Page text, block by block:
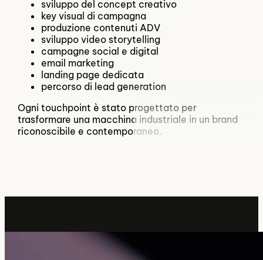
sviluppo del concept creativo
key visual di campagna
produzione contenuti ADV
sviluppo video storytelling
campagne social e digital
email marketing
landing page dedicata
percorso di lead generation
Ogni touchpoint è stato progettato per
trasformare una macchina industriale in un brand
riconoscibile e contemporaneo.